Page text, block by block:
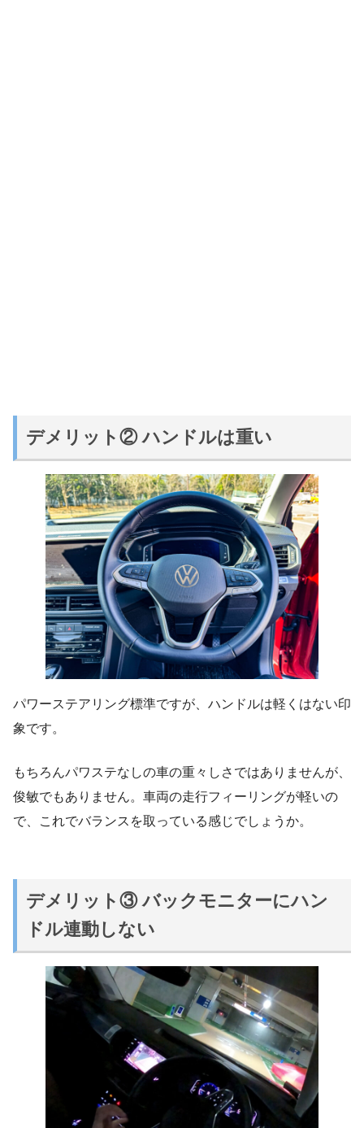
デメリット② ハンドルは重い
パワーステアリング標準ですが、ハンドルは軽くはない印
象です。
もちろんパワステなしの車の重々しさではありませんが、
俊敏でもありません。車両の走行フィーリングが軽いの
で、これでバランスを取っている感じでしょうか。
デメリット③ バックモニターにハン
ドル連動しない